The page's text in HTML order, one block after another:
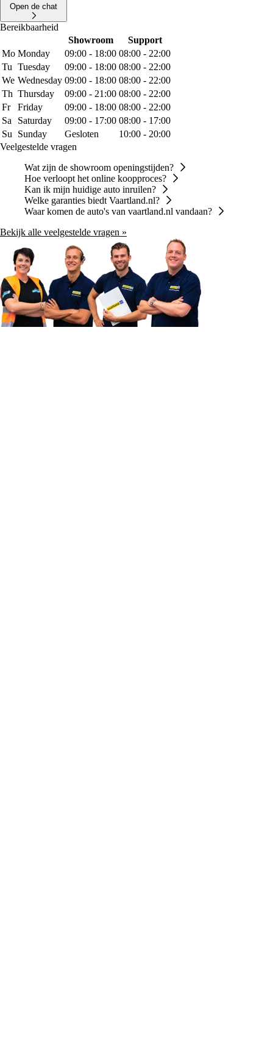
Open de chat
Bereikbaarheid
Showroom
Support
Mo Monday 09:00 - 18:00 08:00 - 22:00
Tu Tuesday 09:00 - 18:00 08:00 - 22:00
We Wednesday 09:00 - 18:00 08:00 - 22:00
Th Thursday 09:00 - 21:00 08:00 - 22:00
Fr
Friday 09:00 - 18:00 08:00 - 22:00
Sa
Saturday 09:00 - 17:00 08:00 - 17:00
Su
Sunday Gesloten
10:00 - 20:00
Veelgestelde vragen
Wat zijn de showroom openingstijden?
Hoe verloopt het online koopproces?
Kan ik mijn huidige auto inruilen?
Welke garanties biedt Vaartland.nl?
Waar komen de auto's van vaartland.nl vandaan?
Bekijk alle veelgestelde vragen »